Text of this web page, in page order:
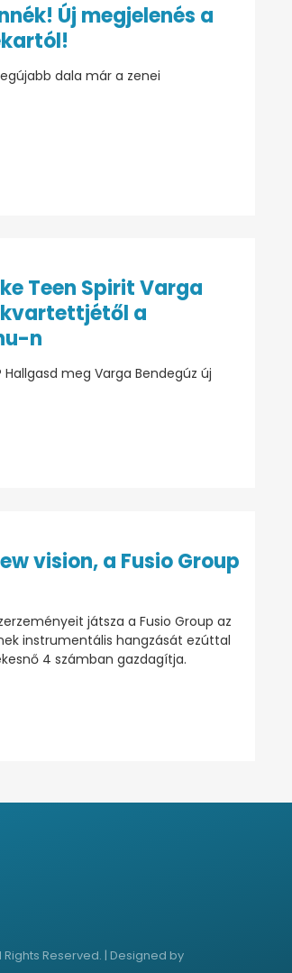
Új megjelenés a
dala már a zenei
Teen Spirit Varga
kvartettjétől a
n
Hallgasd meg Varga Bendegúz új
vision, a Fusio Group
játsza a Fusio Group az
instrumentális hangzását ezúttal
4 számban gazdagítja.
Reserved. | Designed by